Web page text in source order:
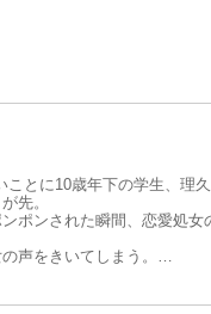
とに10歳年下の学生、理久
先。
ポンされた瞬間、恋愛処女
声をきいてしまう。